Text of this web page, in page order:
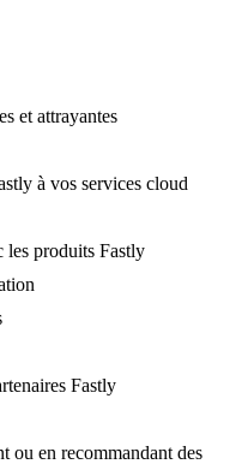
et attrayantes
à vos services cloud
les produits Fastly
Fastly
ou en recommandant des